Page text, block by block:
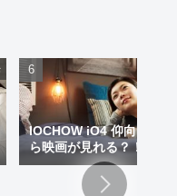
IOCHOW iO4 仰向けで寝
ら映画が見れる？！ミニ
ジェクター